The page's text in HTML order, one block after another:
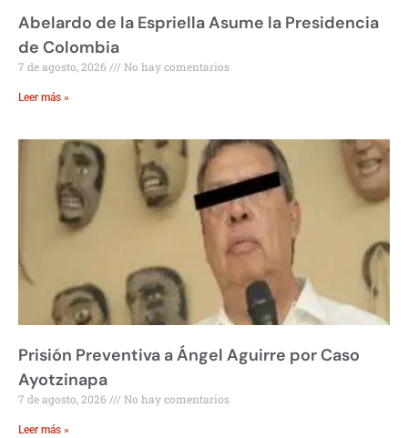
Abelardo de la Espriella Asume la Presidencia
de Colombia
7 de agosto, 2026 No hay comentarios
Leer más »
Prisión Preventiva a Ángel Aguirre por Caso
Ayotzinapa
7 de agosto, 2026 No hay comentarios
Leer más »